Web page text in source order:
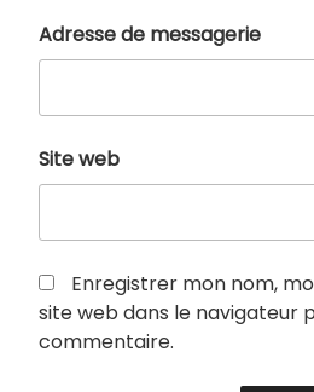
Adresse de messagerie
Site web
Enregistrer mon nom,
site web dans le navigateur
commentaire.